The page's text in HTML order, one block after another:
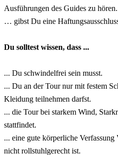
Ausführungen des Guides zu hören.
… gibst Du eine
Du solltest wissen, dass ...
... Du schwindelfrei sein musst.
... Du an der Tour nur mit festem
Kleidung teilnehmen darfst.
... die Tour bei starkem Wind,
stattfindet.
... eine gute körperliche
nicht rollstuhlgerecht ist.